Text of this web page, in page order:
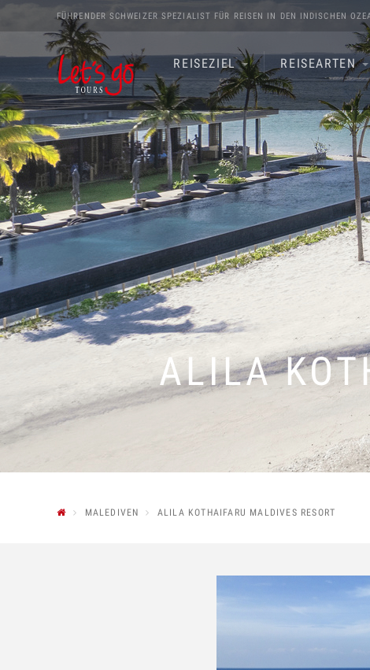
FÜHRENDER SCHWEIZER SPEZIALIST FÜR REISEN IN DEN INDISCHEN
REISEZIEL REISEARTEN
ALILA
MALEDIVEN ALILA KOTHAIFARU MALDIVES RESORT